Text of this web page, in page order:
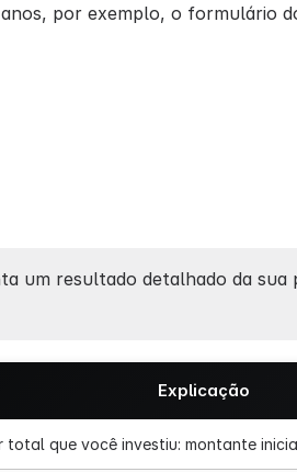
por exemplo, o formulário
um resultado detalhado da sua
Explicação
total que você investiu: montante